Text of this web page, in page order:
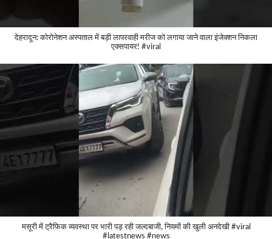
देहरादून: कोरोनेशन अस्पताल में बड़ी लापरवाही मरीज को लगाया जाने वाला इंजेक्शन निकला
एक्सपायर! #viral
मसूरी में ट्रैफिक व्यवस्था पर भारी पड़ रही जल्दबाजी, नियमों की खुली अनदेखी #viral
#latestnews #news